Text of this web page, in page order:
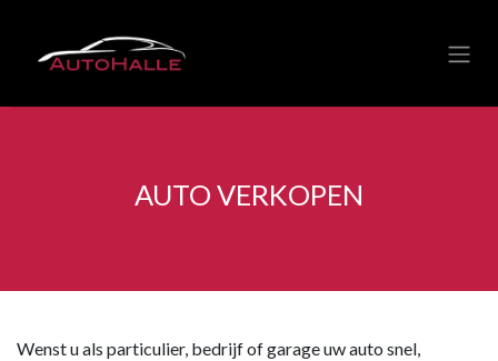
AUTO VERKOPEN
Wenst u als particulier, bedrijf of garage uw auto snel,